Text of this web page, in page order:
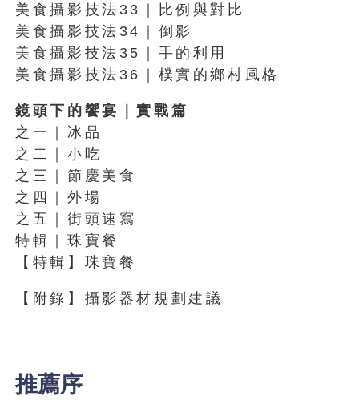
美食攝影技法33｜比例與對比
美食攝影技法34｜倒影
美食攝影技法35｜手的利用
美食攝影技法36｜樸實的鄉村風格
鏡頭下的饗宴｜實戰篇
之一｜冰品
之二｜小吃
之三｜節慶美食
之四｜外場
之五｜街頭速寫
特輯｜珠寶餐
【特輯】珠寶餐
【附錄】攝影器材規劃建議
推薦序